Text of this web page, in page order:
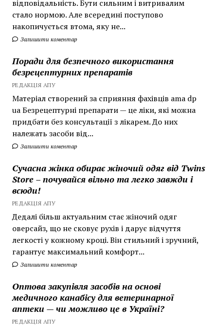
відповідальність. Бути сильним і витривалим
стало нормою. Але всередині поступово
накопичується втома, яку не...
Залишити коментар
Поради для безпечного використання
безрецептурних препаратів
РЕДАКЦІЯ АПУ
Матеріал створений за сприяння фахівців ama dp
ua Безрецептурні препарати — це ліки, які можна
придбати без консультації з лікарем. До них
належать засоби від...
Залишити коментар
Сучасна жінка обирає жіночий одяг від Twins
Store – почувайся вільно та легко завжди і
всюди!
РЕДАКЦІЯ АПУ
Дедалі більш актуальним стає жіночий одяг
оверсайз, що не сковує рухів і дарує відчуття
легкості у кожному кроці. Він стильний і зручний,
гарантує максимальний комфорт...
Залишити коментар
Оптова закупівля засобів на основі
медичного канабісу для ветеринарної
аптеки — чи можливо це в Україні?
РЕДАКЦІЯ АПУ